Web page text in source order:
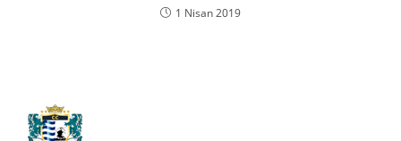
1 Nisan 2019